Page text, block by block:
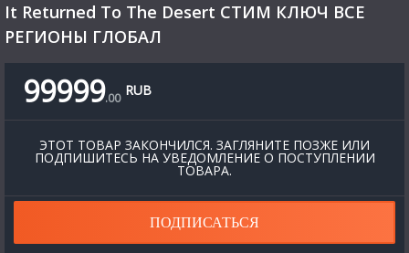
It Returned To The Desert СТИМ КЛЮЧ ВСЕ
РЕГИОНЫ ГЛОБАЛ
99999.00 RUB
ЭТОТ ТОВАР ЗАКОНЧИЛСЯ. ЗАГЛЯНИТЕ ПОЗЖЕ ИЛИ
ПОДПИШИТЕСЬ НА УВЕДОМЛЕНИЕ О ПОСТУПЛЕНИИ
ТОВАРА.
ПОДПИСАТЬСЯ